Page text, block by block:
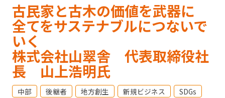
古民家と古木の価値を武器に
全てをサステナブルにつないで
いく
株式会社山翠舎 代表取締役社
長 山上浩明氏
中部 後継者 地方創生 新規ビジネス SDGs